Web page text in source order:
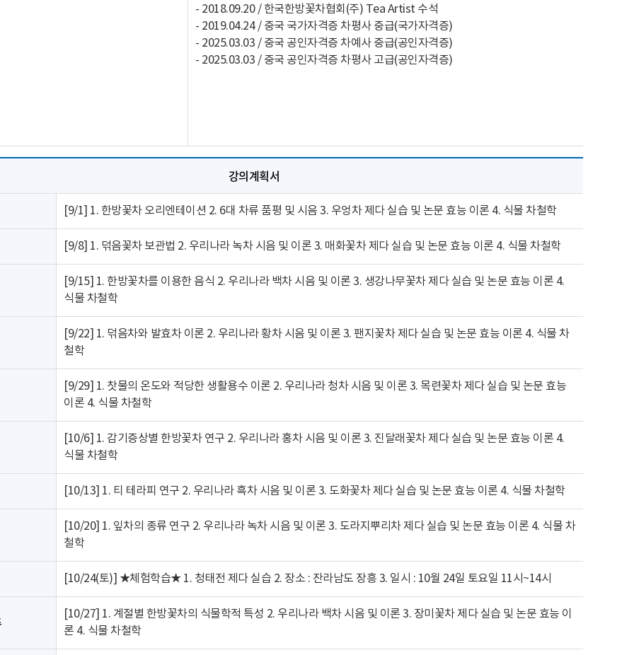
- 2018.09.20 / 한국한방꽃차협회(주) Tea Artist 수석
- 2019.04.24 / 중국 국가자격증 차평사 중급(국가자격증)
- 2025.03.03 / 중국 공인자격증 차예사 중급(공인자격증)
강의계획서
[9/1] 1. 한방꽃차 오리엔테이션 2. 6대 차류 품평 및 시음 3. 우엉차 제다 실습 및 논문 효능 이론 4. 식물 차철학
[9/8] 1. 덖음꽃차 보관법 2. 우리나라 녹차 시음 및 이론 3. 매화꽃차 제다 실습 및 논문 효능 이론 4. 식물 차철학
[9/15] 1. 한방꽃차를 이용한 음식 2. 우리나라 백차 시음 및 이론 3. 생강나무꽃차 제다 실습 및 논문 효능 이론 4.
식물 차철학
[9/22] 1. 덖음차와 발효차 이론 2. 우리나라 황차 시음 및 이론 3. 팬지꽃차 제다 실습 및 논문 효능 이론 4. 식물 차
철학
[9/29] 1. 찻물의 온도와 적당한 생활용수 이론 2. 우리나라 청차 시음 및 이론 3. 목련꽃차 제다 실습 및 논문 효능
이론 4. 식물 차철학
[10/6] 1. 감기증상별 한방꽃차 연구 2. 우리나라 홍차 시음 및 이론 3. 진달래꽃차 제다 실습 및 논문 효능 이론 4.
식물 차철학
[10/13] 1. 티 테라피 연구 2. 우리나라 흑차 시음 및 이론 3. 도화꽃차 제다 실습 및 논문 효능 이론 4. 식물 차철학
[10/20] 1. 잎차의 종류 연구 2. 우리나라 녹차 시음 및 이론 3. 도라지뿌리차 제다 실습 및 논문 효능 이론 4. 식물 차
철학
[10/24(토)] ★체험학습★ 1. 청태전 제다 실습 2. 장소 : 잔라남도 장흥 3. 일시 : 10월 24일 토요일 11시~14시
[10/27] 1. 계절별 한방꽃차의 식물학적 특성 2. 우리나라 백차 시음 및 이론 3. 장미꽃차 제다 실습 및 논문 효능 이
론 4. 식물 차철학